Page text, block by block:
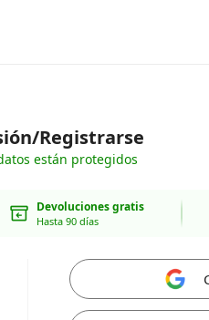
Registrarse
están protegidos
Devoluciones gratis
Hasta 90 días